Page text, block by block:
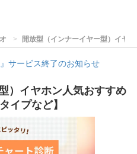
開放型（インナーイヤー型）イヤ
サービス終了のお知らせ
）イヤホン人気おすすめ
イプなど】